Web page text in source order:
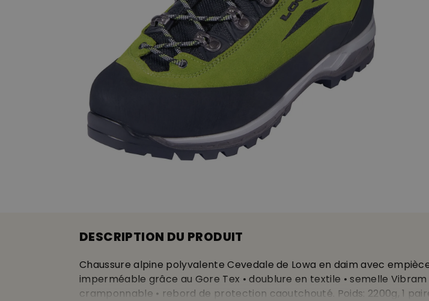
DESCRIPTION DU PRODUIT
Chaussure alpine polyvalente Cevedale de Lowa en daim avec
imperméable grâce au Gore Tex • doublure en textile • semelle
cramponnable • rebord de protection caoutchouté. Poids: 2200g, 1